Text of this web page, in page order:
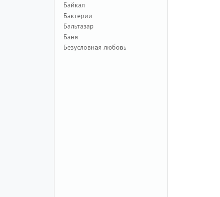
Байкал
Бактерии
Бальтазар
Баня
Безусловная любовь